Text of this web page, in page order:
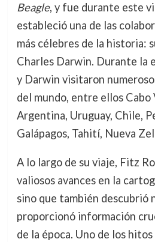
Beagle, y fue durante este
estableció una de las
más célebres de la historia:
Charles Darwin. Durante la
y Darwin visitaron
del mundo, entre ellos Cabo
Argentina, Uruguay, Chile,
Galápagos, Tahití, Nueva
A lo largo de su viaje, Fitz
valiosos avances en la
sino que también descubrió
proporcionó información
de la época. Uno de los